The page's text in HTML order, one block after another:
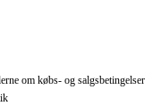
om købs- og salgsbetingelser